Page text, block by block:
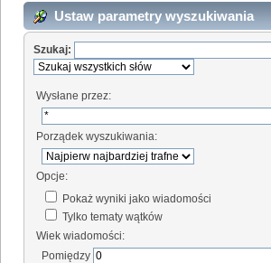
Ustaw parametry wyszukiwania
Szukaj:
Wysłane przez:
Porządek wyszukiwania:
Opcje:
Pokaż wyniki jako wiadomości
Tylko tematy wątków
Wiek wiadomości:
Pomiędzy